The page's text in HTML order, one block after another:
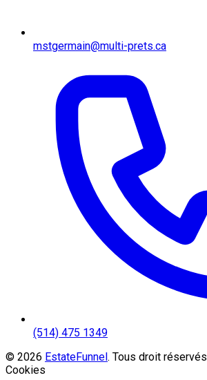
mstgermain@multi-prets.ca
(514) 475 1349
© 2026 EstateFunnel. Tous droit réservés
Cookies